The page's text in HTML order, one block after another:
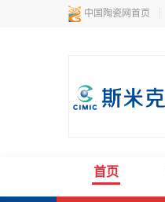
中国陶瓷网首页
首页